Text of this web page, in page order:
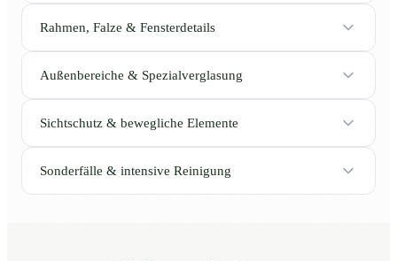
Rahmen, Falze & Fensterdetails
Außenbereiche & Spezialverglasung
Sichtschutz & bewegliche Elemente
Sonderfälle & intensive Reinigung